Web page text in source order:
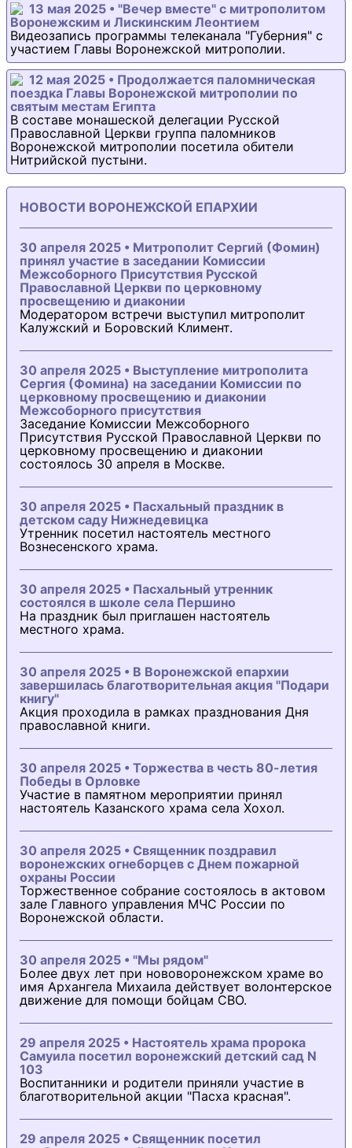
13 мая 2025 • "Вечер вместе" с митрополитом
Воронежским и Лискинским Леонтием
Видеозапись программы телеканала "Губерния" с
участием Главы Воронежской митрополии.
12 мая 2025 • Продолжается паломническая
поездка Главы Воронежской митрополии по
святым местам Египта
В составе монашеской делегации Русской
Православной Церкви группа паломников
Воронежской митрополии посетила обители
Нитрийской пустыни.
НОВОСТИ ВОРОНЕЖСКОЙ ЕПАРХИИ
30 апреля 2025 • Митрополит Сергий (Фомин)
принял участие в заседании Комиссии
Межсоборного Присутствия Русской
Православной Церкви по церковному
просвещению и диаконии
Модератором встречи выступил митрополит
Калужский и Боровский Климент.
30 апреля 2025 • Выступление митрополита
Сергия (Фомина) на заседании Комиссии по
церковному просвещению и диаконии
Межсоборного присутствия
Заседание Комиссии Межсоборного
Присутствия Русской Православной Церкви по
церковному просвещению и диаконии
состоялось 30 апреля в Москве.
30 апреля 2025 • Пасхальный праздник в
детском саду Нижнедевицка
Утренник посетил настоятель местного
Вознесенского храма.
30 апреля 2025 • Пасхальный утренник
состоялся в школе села Першино
На праздник был приглашен настоятель
местного храма.
30 апреля 2025 • В Воронежской епархии
завершилась благотворительная акция "Подари
книгу"
Акция проходила в рамках празднования Дня
православной книги.
30 апреля 2025 • Торжества в честь 80-летия
Победы в Орловке
Участие в памятном мероприятии принял
настоятель Казанского храма села Хохол.
30 апреля 2025 • Священник поздравил
воронежских огнеборцев с Днем пожарной
охраны России
Торжественное собрание состоялось в актовом
зале Главного управления МЧС России по
Воронежской области.
30 апреля 2025 • "Мы рядом"
Более двух лет при нововоронежском храме во
имя Архангела Михаила действует волонтерское
движение для помощи бойцам СВО.
29 апреля 2025 • Настоятель храма пророка
Самуила посетил воронежский детский сад N
103
Воспитанники и родители приняли участие в
благотворительной акции "Пасха красная".
29 апреля 2025 • Священник посетил